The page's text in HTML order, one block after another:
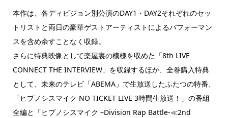
本作は、各ディビジョン別公演のDAY1・DAY2それぞれのセッ
トリストと両日の豪華ゲストアーティストによるパフォーマン
スを含め余すことなく収録。
さらに特典映像として楽屋裏の模様を収めた「8th LIVE
CONNECT THE INTERVIEW」を収録するほか、全巻購入特典
として、未来のテレビ「ABEMA」で生放送したふたつの特番、
「ヒプノシスマイク NO TICKET LIVE 3時間生放送！」の番組
全編と「ヒプノシスマイク –Division Rap Battle-≪2nd